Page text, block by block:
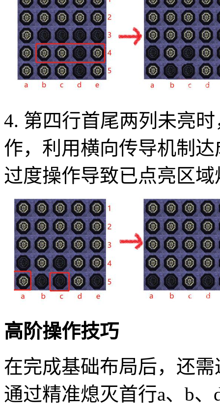
4. 第四行首尾两列未亮
作，利用横向传导机制
过度操作导致已点亮区域
高阶操作技巧
在完成基础布局后，还
通过精准熄灭首行a、b